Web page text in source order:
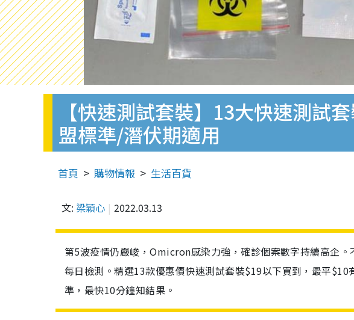
【快速測試套裝】13大快速測試
盟標準/潛伏期適用
首頁 購物情報 生活百貨
文: 梁穎心 2022.03.13
第5波疫情仍嚴峻，Omicron感染力強，確診個案數字持續高企
每日檢測。精選13款優惠價快速測試套裝$19以下買到，最平
準，最快10分鐘知結果。